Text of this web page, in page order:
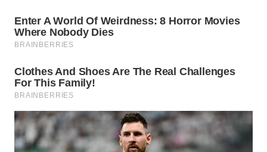
CIANJUR
KEPULAUAN
SERIBU
WN
TANGERANG